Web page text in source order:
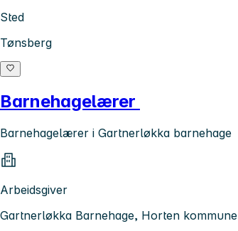
Sted
Tønsberg
Barnehagelærer
Barnehagelærer i Gartnerløkka barnehage
Arbeidsgiver
Gartnerløkka Barnehage, Horten kommune